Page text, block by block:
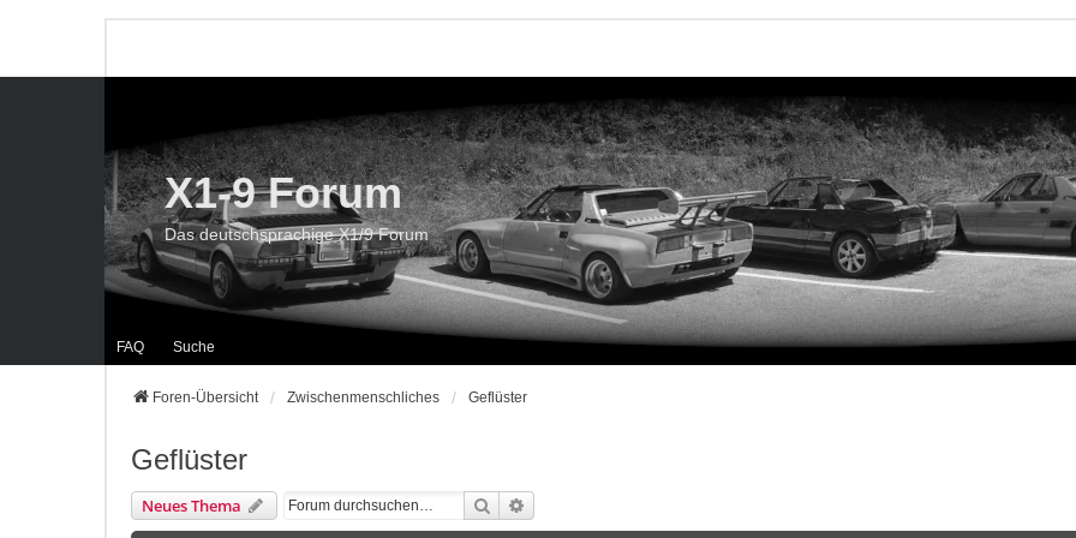
FAQ Suche
X1-9 Forum
Das deutschsprachige X1/9 Forum
Foren-Übersicht Zwischenmenschliches Geflüster
Geflüster
Neues Thema Suche